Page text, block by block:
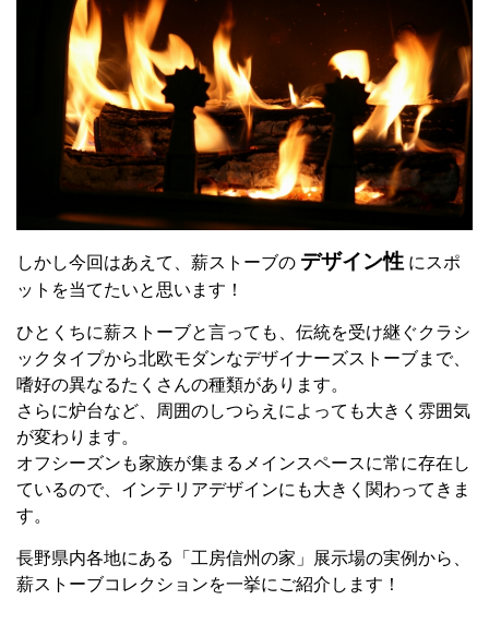
しかし今回はあえて、薪ストーブの デザイン性 にスポ
ットを当てたいと思います！
ひとくちに薪ストーブと言っても、伝統を受け継ぐクラシ
ックタイプから北欧モダンなデザイナーズストーブまで、
嗜好の異なるたくさんの種類があります。
さらに炉台など、周囲のしつらえによっても大きく雰囲気
が変わります。
オフシーズンも家族が集まるメインスペースに常に存在し
ているので、インテリアデザインにも大きく関わってきま
す。
長野県内各地にある「工房信州の家」展示場の実例から、
薪ストーブコレクションを一挙にご紹介します！